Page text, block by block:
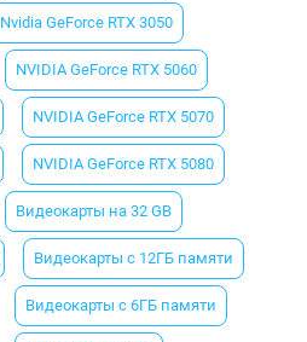
Nvidia GeForce RTX 3050
NVIDIA GeForce RTX 5060
NVIDIA GeForce RTX 5070
NVIDIA GeForce RTX 5080
Видеокарты на 32 GB
Видеокарты с 12ГБ памяти
Видеокарты с 6ГБ памяти